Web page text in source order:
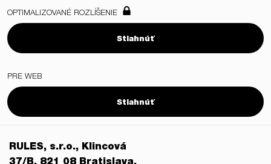
OPTIMALIZOVANÉ ROZLÍŠENIE
Stiahnúť
PRE WEB
Stiahnúť
RULES, s.r.o., Klincová